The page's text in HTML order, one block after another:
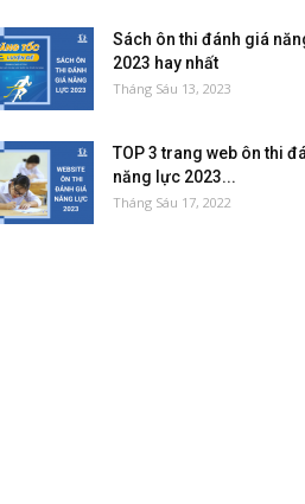
Sách ôn thi đánh giá
2023 hay nhất
Tháng Sáu 13, 2023
TOP 3 trang web ôn thi
năng lực 2023...
Tháng Sáu 17, 2022